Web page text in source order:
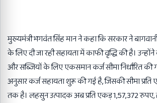
मुख्यमंत्री भगवंत सिंह मान ने कहा कि सरकार ने
के लिए दी जा रही सहायता में काफी वृद्धि की है।
और सब्जियों के लिए एकसमान कर्ज सीमा निर्धारित
अनुसार कर्ज सहायता शुरू की गई है, जिसकी सीमा
तक है। लहसुन उत्पादक अब प्रति एकड़ 1,57,372 रुपए,